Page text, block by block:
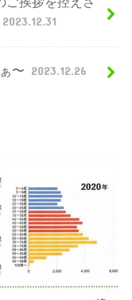
2023.12.31
〜 2023.12.26